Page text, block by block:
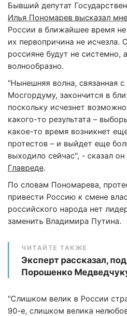
Бывший депутат
Илья Пономарев высказал
России в ближайшее время не
их первопричина не исчезла.
россияне будут не системно,
волнообразно.
"Нынешняя волна, связанная
Мосгордуму, закончится в
поскольку исчезнет
какого-то результата –
какое-то время возникнет
протестов – и выйдет еще
выходило сейчас", - сказал
Главреде.
По словам Пономарева,
привести Россию к смене
российского народа нет
заменить Владимира Путина.
ЧИТАЙТЕ ТАКЖЕ
Эксперт рассказал,
Порошенко
"Слишком велик в России
90-е, слишком велика